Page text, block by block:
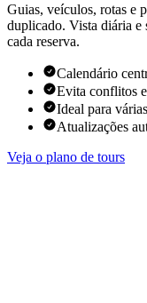
Guias, veículos, rotas e
duplicado. Vista diária e
cada reserva.
Calendário
Evita conflitos
Ideal para
Atualizações
Veja o plano de tours